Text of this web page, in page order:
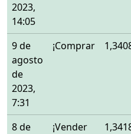
2023,
14:05
9 de
agosto
de
2023,
7:31
¡Comprar
8 de
¡Vender